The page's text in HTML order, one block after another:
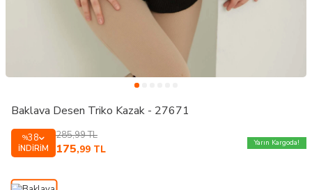
Baklava Desen Triko Kazak - 27671
%38
İNDIRIM
285,99TL
175,99 TL
Yarın Kargoda!